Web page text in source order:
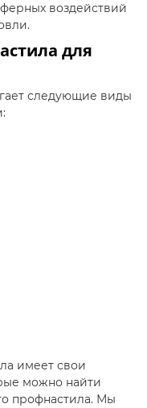
воздействий
для
следующие виды
имеет свои
можно найти
профнастила. Мы